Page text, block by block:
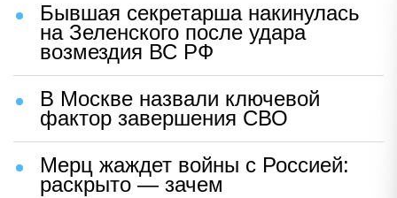
Бывшая секретарша накинулась
на Зеленского после удара
возмездия ВС РФ
В Москве назвали ключевой
фактор завершения СВО
Мерц жаждет войны с Россией:
раскрыто — зачем